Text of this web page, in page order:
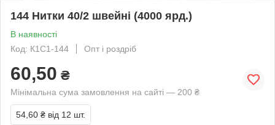
144 Нитки 40/2 швейні (4000 ярд.)
В наявності
Код: К1С1-144
Опт і роздріб
60,50 ₴
Мінімальна сума замовлення на сайті — 200 ₴
54,60 ₴ від 12 шт.